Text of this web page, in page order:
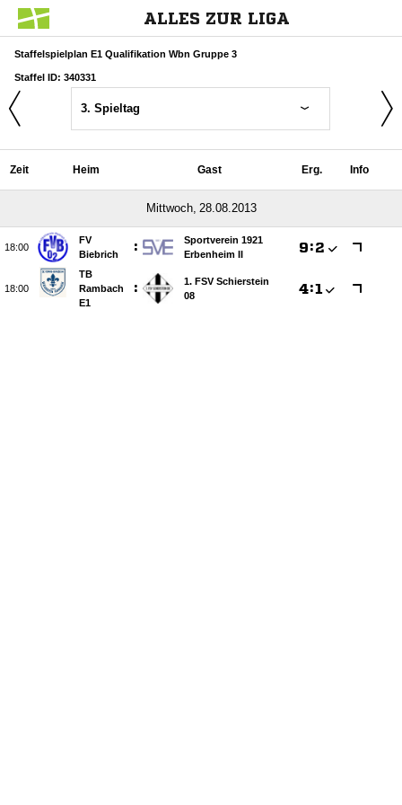
ALLES ZUR LIGA
Staffelspielplan E1 Qualifikation Wbn Gruppe 3
Staffel ID: 340331
3. Spieltag
Zeit Heim Gast Erg. Info
 

FV
Biebrich
:
Sportverein 1921
Erbenheim II
:

TB
Rambach
E1
:
1. FSV Schierstein
08
: